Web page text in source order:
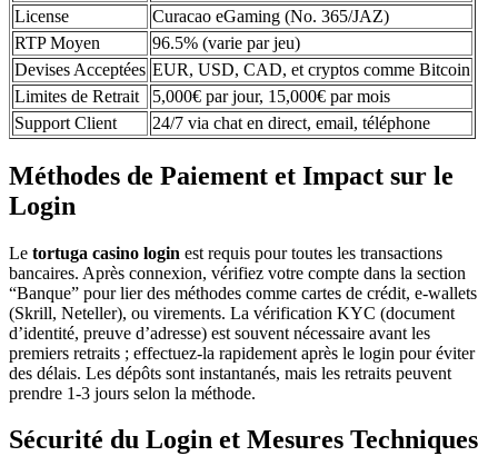
License
Curacao eGaming (No. 365/JAZ)
RTP Moyen
96.5% (varie par jeu)
Devises Acceptées EUR, USD, CAD, et cryptos comme Bitcoin
Limites de Retrait
5,000€ par jour, 15,000€ par mois
Support Client
24/7 via chat en direct, email, téléphone
Méthodes de Paiement et Impact sur le
Login
Le tortuga casino login est requis pour toutes les transactions
bancaires. Après connexion, vérifiez votre compte dans la section
“Banque” pour lier des méthodes comme cartes de crédit, e-wallets
(Skrill, Neteller), ou virements. La vérification KYC (document
d’identité, preuve d’adresse) est souvent nécessaire avant les
premiers retraits ; effectuez-la rapidement après le login pour éviter
des délais. Les dépôts sont instantanés, mais les retraits peuvent
prendre 1-3 jours selon la méthode.
Sécurité du Login et Mesures Techniques